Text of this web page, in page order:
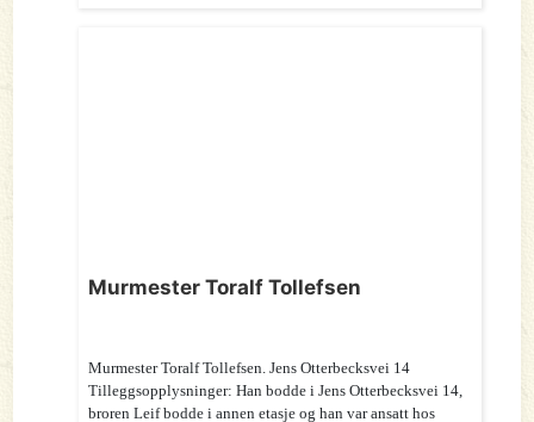
Murmester Toralf Tollefsen
Murmester Toralf Tollefsen. Jens Otterbecksvei 14
Tilleggsopplysninger: Han bodde i Jens Otterbecksvei 14,
broren Leif bodde i annen etasje og han var ansatt hos